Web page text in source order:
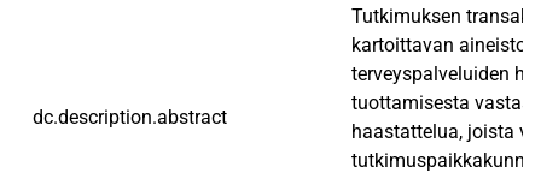
dc.description.abstract
Tutkimuksen
kartoittavan
terveyspalveluiden
tuottamisesta
haastattelua, joista